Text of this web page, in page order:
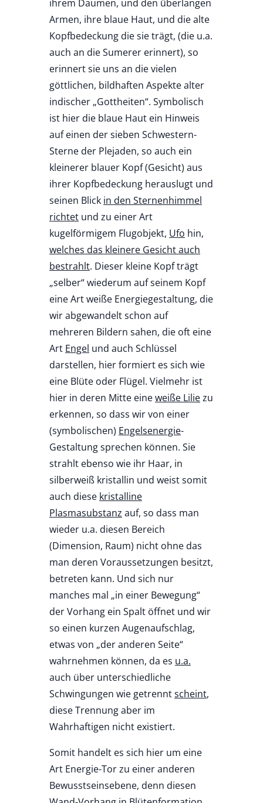
ihrem Daumen, und den überlangen
Armen, ihre blaue Haut, und die alte
Kopfbedeckung die sie trägt, (die u.a.
auch an die Sumerer erinnert), so
erinnert sie uns an die vielen
göttlichen, bildhaften Aspekte alter
indischer „Gottheiten“. Symbolisch
ist hier die blaue Haut ein Hinweis
auf einen der sieben Schwestern-
Sterne der Plejaden, so auch ein
kleinerer blauer Kopf (Gesicht) aus
ihrer Kopfbedeckung herauslugt und
seinen Blick in den Sternenhimmel
richtet und zu einer Art
kugelförmigem Flugobjekt, Ufo hin,
welches das kleinere Gesicht auch
bestrahlt. Dieser kleine Kopf trägt
„selber“ wiederum auf seinem Kopf
eine Art weiße Energiegestaltung, die
wir abgewandelt schon auf
mehreren Bildern sahen, die oft eine
Art Engel und auch Schlüssel
darstellen, hier formiert es sich wie
eine Blüte oder Flügel. Vielmehr ist
hier in deren Mitte eineweiße Liliezu
erkennen, so dass wir von einer
(symbolischen) Engelsenergie-
Gestaltung sprechen können. Sie
strahlt ebenso wie ihr Haar, in
silberweiß kristallin und weist somit
auch diese kristalline
Plasmasubstanz auf, so dass man
wieder u.a. diesen Bereich
(Dimension, Raum) nicht ohne das
man deren Voraussetzungen besitzt,
betreten kann. Und sich nur
manches mal „in einer Bewegung“
der Vorhang ein Spalt öffnet und wir
so einen kurzen Augenaufschlag,
etwas von „der anderen Seite“
wahrnehmen können, da es u.a.
auch über unterschiedliche
Schwingungen wie getrenntscheint,
diese Trennung aber im
Wahrhaftigen nicht existiert.
Somit handelt es sich hier um eine
Art Energie-Tor zu einer anderen
Bewusstseinsebene, denn diesen